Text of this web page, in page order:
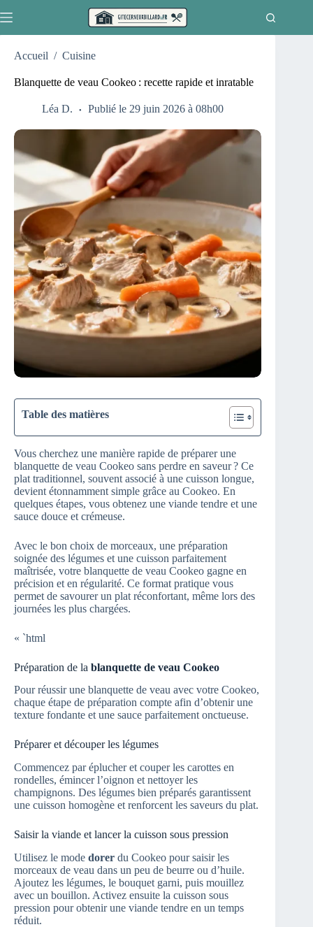
au
Accueil / Cuisine
Blanquette de veau Cookeo : recette rapide et inratable
Léa D. Publié le 29 juin 2026 à 08h00
Table des matières
Vous cherchez une manière rapide de préparer une
blanquette de veau Cookeo sans perdre en saveur ? Ce
plat traditionnel, souvent associé à une cuisson longue,
devient étonnamment simple grâce au Cookeo. En
quelques étapes, vous obtenez une viande tendre et une
sauce douce et crémeuse.
Avec le bon choix de morceaux, une préparation
soignée des légumes et une cuisson parfaitement
maîtrisée, votre blanquette de veau Cookeo gagne en
précision et en régularité. Ce format pratique vous
permet de savourer un plat réconfortant, même lors des
journées les plus chargées.
« `html
Préparation de la blanquette de veau Cookeo
Pour réussir une blanquette de veau avec votre Cookeo,
chaque étape de préparation compte afin d’obtenir une
texture fondante et une sauce parfaitement onctueuse.
Préparer et découper les légumes
Commencez par éplucher et couper les carottes en
rondelles, émincer l’oignon et nettoyer les
champignons. Des légumes bien préparés garantissent
une cuisson homogène et renforcent les saveurs du plat.
Saisir la viande et lancer la cuisson sous pression
Utilisez le mode dorer du Cookeo pour saisir les
morceaux de veau dans un peu de beurre ou d’huile.
Ajoutez les légumes, le bouquet garni, puis mouillez
avec un bouillon. Activez ensuite la cuisson sous
pression pour obtenir une viande tendre en un temps
réduit.